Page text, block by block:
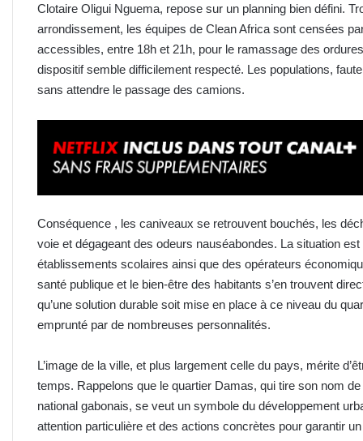
Clotaire Oligui Nguema, repose sur un planning bien défini.
arrondissement, les équipes de Clean Africa sont censées
accessibles, entre 18h et 21h, pour le ramassage des
dispositif semble difficilement respecté. Les populations,
sans attendre le passage des camions.
Conséquence , les caniveaux se retrouvent bouchés, les
voie et dégageant des odeurs nauséabondes. La situation
établissements scolaires ainsi que des opérateurs
santé publique et le bien-être des habitants s’en trouvent
qu’une solution durable soit mise en place à ce niveau du
emprunté par de nombreuses personnalités.
L’image de la ville, et plus largement celle du pays, mérite
temps. Rappelons que le quartier Damas, qui tire son nom
national gabonais, se veut un symbole du développement
attention particulière et des actions concrètes pour garantir